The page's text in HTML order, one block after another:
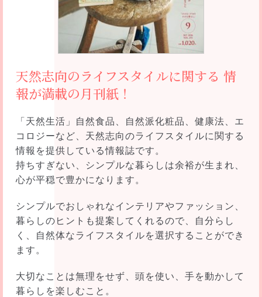
天然志向のライフスタイルに関する 情
報が満載の月刊紙！
「天然生活」自然食品、自然派化粧品、健康法、エ
コロジーなど、天然志向のライフスタイルに関する
情報を提供している情報誌です。
持ちすぎない、シンプルな暮らしは余裕が生まれ、
心が平穏で豊かになります。
シンプルでおしゃれなインテリアやファッション、
暮らしのヒントも提案してくれるので、自分らし
く、自然体なライフスタイルを選択することができ
ます。
大切なことは無理をせず、頭を使い、手を動かして
暮らしを楽しむこと。